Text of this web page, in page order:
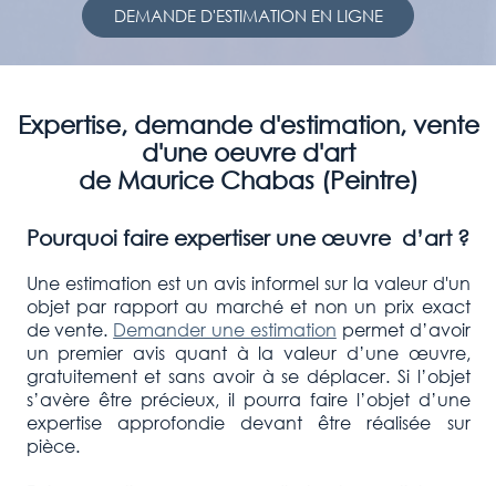
DEMANDE D'ESTIMATION EN LIGNE
Expertise, demande d'estimation, vente
d'une oeuvre d'art
de Maurice Chabas (Peintre)
Pourquoi faire expertiser une œuvre d’art ?
Une estimation est un avis informel sur la valeur d'un
objet par rapport au marché et non un prix exact
de vente. Demander une estimation permet d’avoir
un premier avis quant à la valeur d’une œuvre,
gratuitement et sans avoir à se déplacer. Si l’objet
s’avère être précieux, il pourra faire l’objet d’une
expertise approfondie devant être réalisée sur
pièce.